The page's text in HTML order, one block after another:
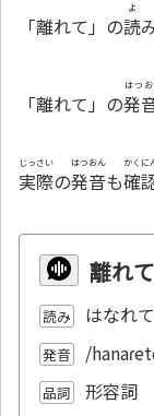
「離れて」の読
よ
「離れて」の発
はつ
実際
じっさい
の発音
はつおん
も確
かくに
離れて
読み はなれて
発音 /
品詞 形容詞